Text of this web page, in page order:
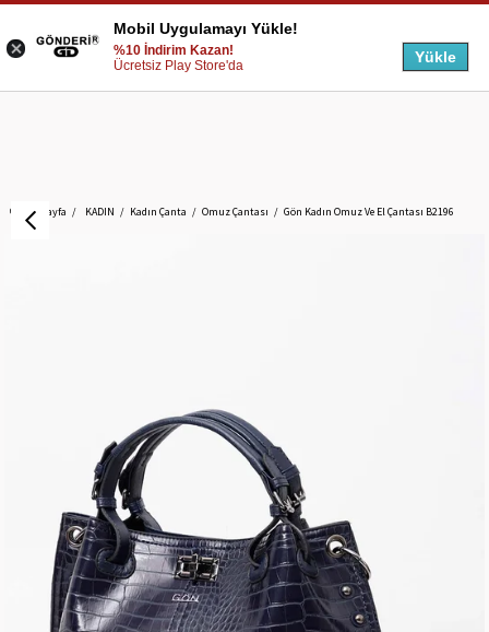
Anasayfa KADIN Kadın Çanta Omuz Çantası Gön Kadın Omuz Ve El Çantası B2196
Mobil Uygulamayı Yükle!
%10 İndirim Kazan!
Ücretsiz Play Store'da
Yükle